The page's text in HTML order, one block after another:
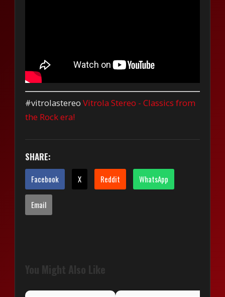
#vitrolastereoVitrola Stereo - Classics from
the Rock era!
SHARE:
Facebook X Reddit WhatsApp
Email
You Might Also Like